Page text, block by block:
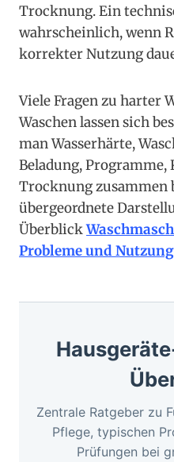
Trocknung. Ein
wahrscheinlich, wenn
korrekter Nutzung
Viele Fragen zu harter
Waschen lassen sich
man Wasserhärte,
Beladung,
Trocknung zusammen
übergeordnete
Überblick
Probleme und
Zentrale Ratgeber zu
Pflege, typischen
Prüfungen bei